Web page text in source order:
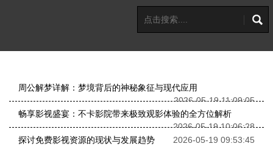
周公解梦详解：梦境背后的神秘象征与现代应用
2026-05-19 11:09:05
畅享影视盛宴：不卡影院带来极致观影体验的全方位解析
2026-05-19 10:06:28
探讨免费影视资源的现状与发展趋势
2026-05-19 09:53:45